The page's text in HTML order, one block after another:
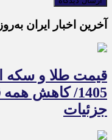
آخرین اخبار ایران به‌روز
1405/ کاهش
جزئیات